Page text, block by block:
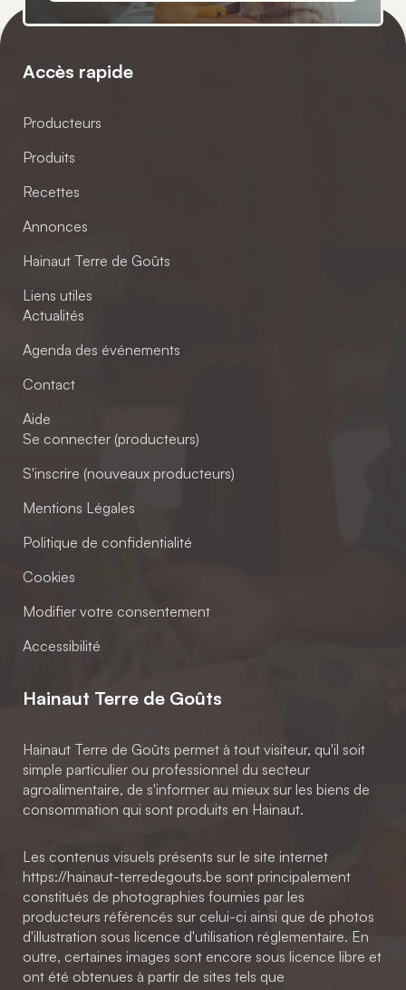
Accès rapide
Producteurs
Produits
Recettes
Annonces
Hainaut Terre de Goûts
Liens utiles
Actualités
Agenda des événements
Contact
Aide
Se connecter (producteurs)
S'inscrire (nouveaux producteurs)
Mentions Légales
Politique de confidentialité
Cookies
Modifier votre consentement
Accessibilité
Hainaut Terre de Goûts
Hainaut Terre de Goûts permet à tout visiteur, qu'il soit
simple particulier ou professionnel du secteur
agroalimentaire, de s'informer au mieux sur les biens de
consommation qui sont produits en Hainaut.
Les contenus visuels présents sur le site internet
https://hainaut-terredegouts.be sont principalement
constitués de photographies fournies par les
producteurs référencés sur celui-ci ainsi que de photos
d'illustration sous licence d'utilisation réglementaire. En
outre, certaines images sont encore sous licence libre et
ont été obtenues à partir de sites tels que